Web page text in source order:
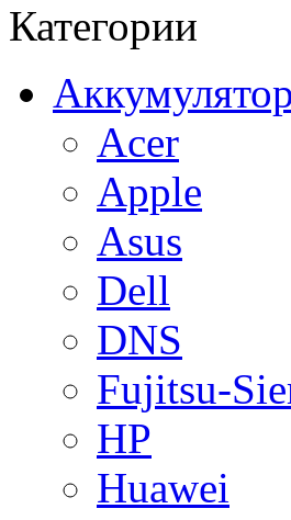
Категории
Acer
Apple
Asus
Dell
DNS
Fujitsu-
HP
Huawei